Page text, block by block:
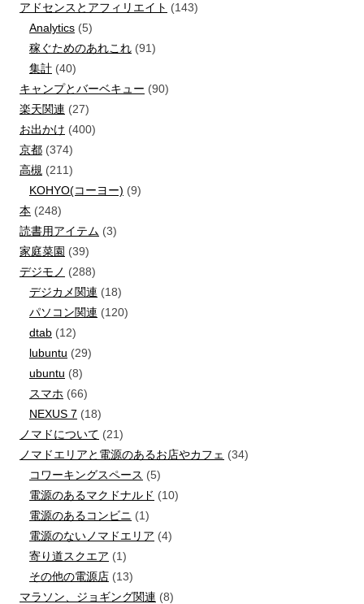
アドセンスとアフィリエイト (143)
Analytics (5)
稼ぐためのあれこれ (91)
集計 (40)
キャンプとバーベキュー (90)
楽天関連 (27)
お出かけ (400)
京都 (374)
高槻 (211)
KOHYO(コーヨー) (9)
本 (248)
読書用アイテム (3)
家庭菜園 (39)
デジモノ (288)
デジカメ関連 (18)
パソコン関連 (120)
dtab (12)
lubuntu (29)
ubuntu (8)
スマホ (66)
NEXUS 7 (18)
ノマドについて (21)
ノマドエリアと電源のあるお店やカフェ (34)
コワーキングスペース (5)
電源のあるマクドナルド (10)
電源のあるコンビニ (1)
電源のないノマドエリア (4)
寄り道スクエア (1)
その他の電源店 (13)
マラソン、ジョギング関連 (8)